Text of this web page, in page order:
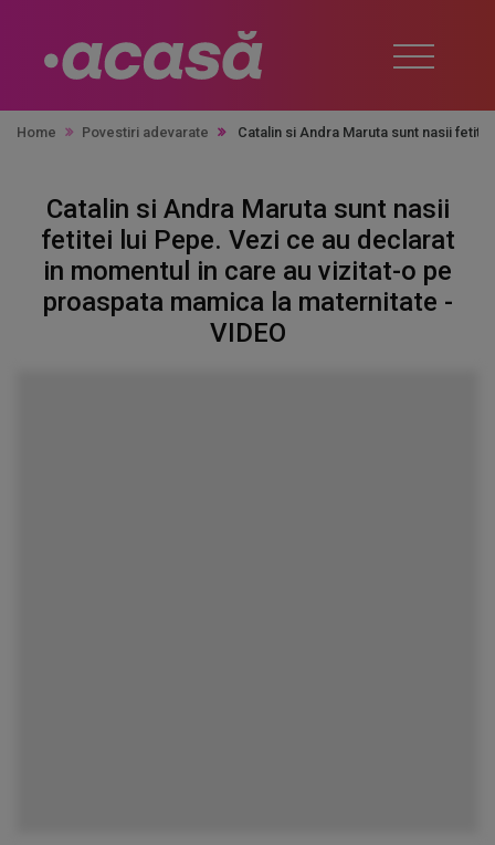
Home Povestiri adevarate Catalin si Andra Maruta sunt nasii
Catalin si Andra Maruta sunt nasii
fetitei lui Pepe. Vezi ce au declarat
in momentul in care au vizitat-o pe
proaspata mamica la maternitate -
VIDEO